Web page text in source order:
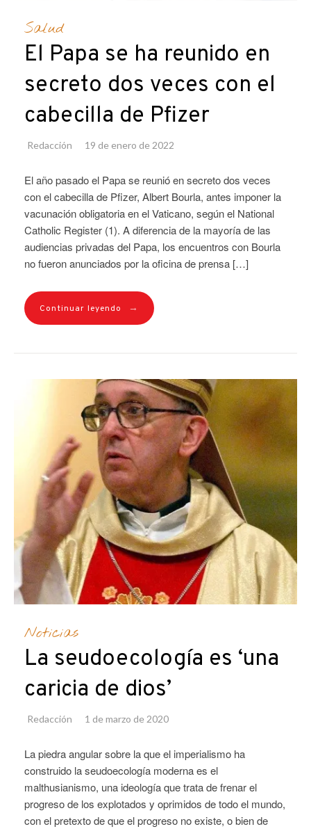
Salud
El Papa se ha reunido en
secreto dos veces con el
cabecilla de Pfizer
Redacción 19 de enero de 2022
El año pasado el Papa se reunió en secreto dos veces
con el cabecilla de Pfizer, Albert Bourla, antes imponer la
vacunación obligatoria en el Vaticano, según el National
Catholic Register (1). A diferencia de la mayoría de las
audiencias privadas del Papa, los encuentros con Bourla
no fueron anunciados por la oficina de prensa […]
Continuar leyendo →
Noticias
La seudoecología es ‘una
caricia de dios’
Redacción 1 de marzo de 2020
La piedra angular sobre la que el imperialismo ha
construido la seudoecología moderna es el
malthusianismo, una ideología que trata de frenar el
progreso de los explotados y oprimidos de todo el mundo,
con el pretexto de que el progreso no existe, o bien de